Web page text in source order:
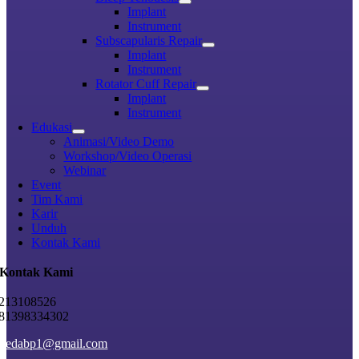
Implant
Instrument
Subscapularis Repair
Implant
Instrument
Rotator Cuff Repair
Implant
Instrument
Edukasi
Animasi/Video Demo
Workshop/Video Operasi
Webinar
Event
Tim Kami
Karir
Unduh
Kontak Kami
Kontak Kami